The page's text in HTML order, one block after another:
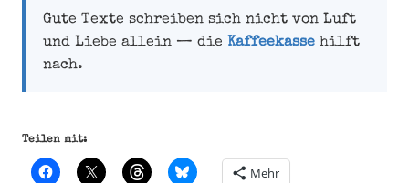
Gute Texte schreiben sich nicht von Luft
und Liebe allein — die Kaffeekassehilft
nach.
Teilen mit:
Mehr